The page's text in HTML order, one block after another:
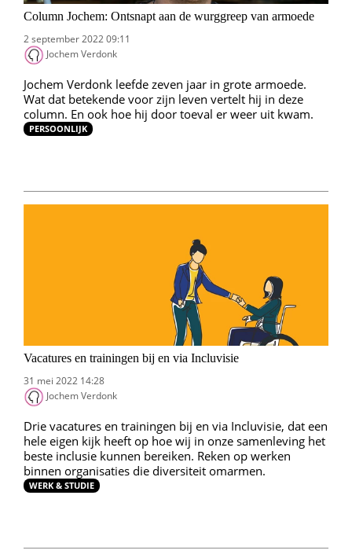
Column Jochem: Ontsnapt aan de wurggreep van armoede
2 september 2022 09:11
Jochem Verdonk
Jochem Verdonk leefde zeven jaar in grote armoede.
Wat dat betekende voor zijn leven vertelt hij in deze
column. En ook hoe hij door toeval er weer uit kwam.
PERSOONLIJK
Vacatures en trainingen bij en via Incluvisie
31 mei 2022 14:28
Jochem Verdonk
Drie vacatures en trainingen bij en via Incluvisie, dat een
hele eigen kijk heeft op hoe wij in onze samenleving het
beste inclusie kunnen bereiken. Reken op werken
binnen organisaties die diversiteit omarmen.
WERK & STUDIE